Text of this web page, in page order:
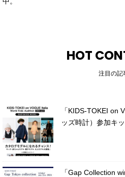
HOT
注目の記
「KIDS-TOKEI on
ッズ時計）参加キ
「Gap Collection